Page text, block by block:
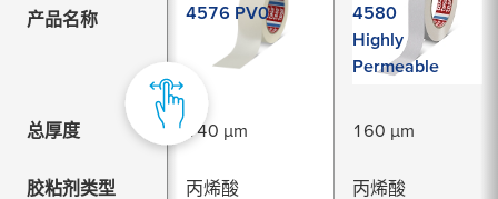
产品名称
4576 PV0
4580
Highly
Permeable
总厚度 140 µm 160 µm
胶粘剂类型 丙烯酸 丙烯酸